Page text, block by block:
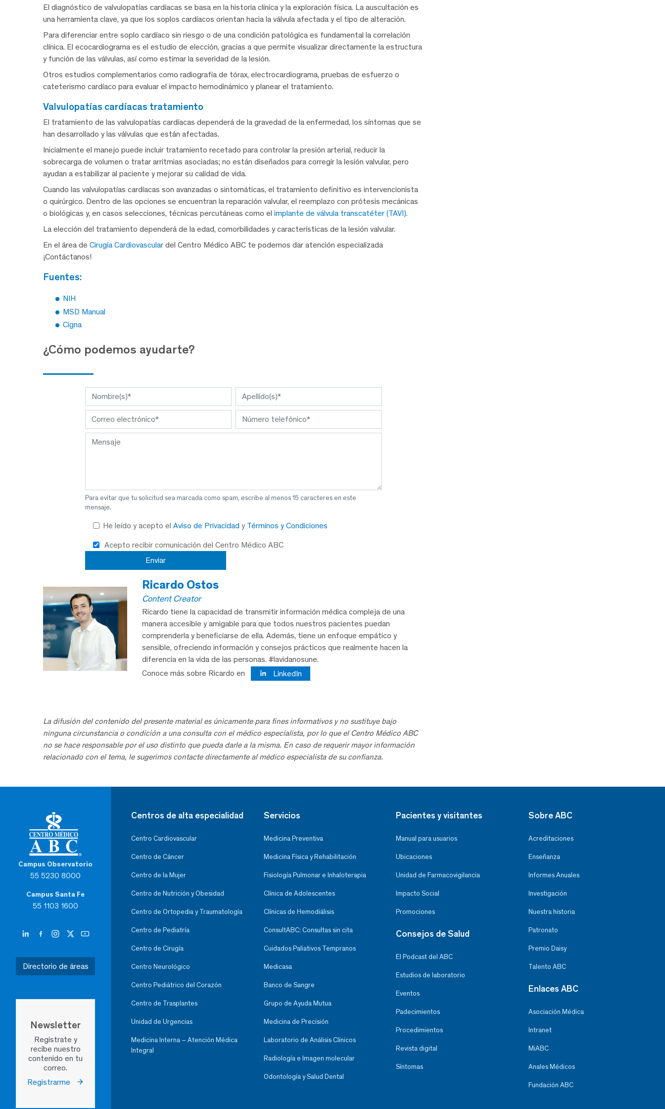
El diagnóstico de valvulopatías cardíacas se basa en la historia clínica y la exploración física. La auscultación es
una herramienta clave, ya que los soplos cardíacos orientan hacia la válvula afectada y el tipo de alteración.
Para diferenciar entre soplo cardíaco sin riesgo o de una condición patológica es fundamental la correlación
clínica. El ecocardiograma es el estudio de elección, gracias a que permite visualizar directamente la estructura
y función de las válvulas, así como estimar la severidad de la lesión.
Otros estudios complementarios como radiografía de tórax, electrocardiograma, pruebas de esfuerzo o
cateterismo cardíaco para evaluar el impacto hemodinámico y planear el tratamiento.
valvulopatías cardíacas tratamiento
El tratamiento de las valvulopatías cardíacas dependerá de la gravedad de la enfermedad, los síntomas que se
han desarrollado y las válvulas que están afectadas.
Inicialmente el manejo puede incluir tratamiento recetado para controlar la presión arterial, reducir la
sobrecarga de volumen o tratar arritmias asociadas; no están diseñados para corregir la lesión valvular, pero
ayudan a estabilizar al paciente y mejorar su calidad de vida.
Cuando las valvulopatías cardíacas son avanzadas o sintomáticas, el tratamiento definitivo es intervencionista
o quirúrgico. Dentro de las opciones se encuentran la reparación valvular, el reemplazo con prótesis mecánicas
o biológicas y, en casos selecciones, técnicas percutáneas como el implante de válvula transcatéter (TAVI).
La elección del tratamiento dependerá de la edad, comorbilidades y características de la lesión valvular.
En el área de Cirugía Cardiovascular del Centro Médico ABC te podemos dar atención especializada
¡Contáctanos!
fuentes:
NIH
MSD Manual
Cigna
¿Cómo podemos ayudarte?
Para evitar que tu solicitud sea marcada como spam, escribe al menos 15 caracteres en este
mensaje.
He leído y acepto el Aviso de Privacidad y Términos y Condiciones
Acepto recibir comunicación del Centro Médico ABC
Ricardo Ostos
Content Creator
Ricardo tiene la capacidad de transmitir información médica compleja de una
manera accesible y amigable para que todos nuestros pacientes puedan
comprenderla y beneficiarse de ella. Además, tiene un enfoque empático y
sensible, ofreciendo información y consejos prácticos que realmente hacen la
diferencia en la vida de las personas. #lavidanosune.
Conoce más sobre Ricardo en
LinkedIn
La difusión del contenido del presente material es únicamente para fines informativos y no sustituye bajo
ninguna circunstancia o condición a una consulta con el médico especialista, por lo que el Centro Médico ABC
no se hace responsable por el uso distinto que pueda darle a la misma. En caso de requerir mayor información
relacionado con el tema, le sugerimos contacte directamente al médico especialista de su confianza.
Campus Observatorio
55 5230 8000
Campus Santa Fe
55 1103 1600
Directorio de áreas
Newsletter
Regístrate y
recibe nuestro
contenido en tu
correo.
Registrarme
Centros de alta especialidad
Centro Cardiovascular
Centro de Cáncer
Centro de la Mujer
Centro de Nutrición y Obesidad
Centro de Ortopedia y Traumatología
Centro de Pediatría
Centro de Cirugía
Centro Neurológico
Centro Pediátrico del Corazón
Centro de Trasplantes
Unidad de Urgencias
Medicina Interna – Atención Médica
Integral
Servicios
Medicina Preventiva
Medicina Física y Rehabilitación
Fisiología Pulmonar e Inhaloterapia
Clínica de Adolescentes
Clínicas de Hemodiálisis
ConsultABC: Consultas sin cita
Cuidados Paliativos Tempranos
Medicasa
Banco de Sangre
Grupo de Ayuda Mutua
Medicina de Precisión
Laboratorio de Análisis Clínicos
Radiología e Imagen molecular
Odontología y Salud Dental
Pacientes y visitantes
Manual para usuarios
Ubicaciones
Unidad de Farmacovigilancia
Impacto Social
Promociones
Consejos de Salud
El Podcast del ABC
Estudios de laboratorio
Eventos
Padecimientos
Procedimientos
Revista digital
Síntomas
Sobre ABC
Acreditaciones
Enseñanza
Informes Anuales
Investigación
Nuestra historia
Patronato
Premio Daisy
Talento ABC
Enlaces ABC
Asociación Médica
Intranet
MiABC
Anales Médicos
Fundación ABC